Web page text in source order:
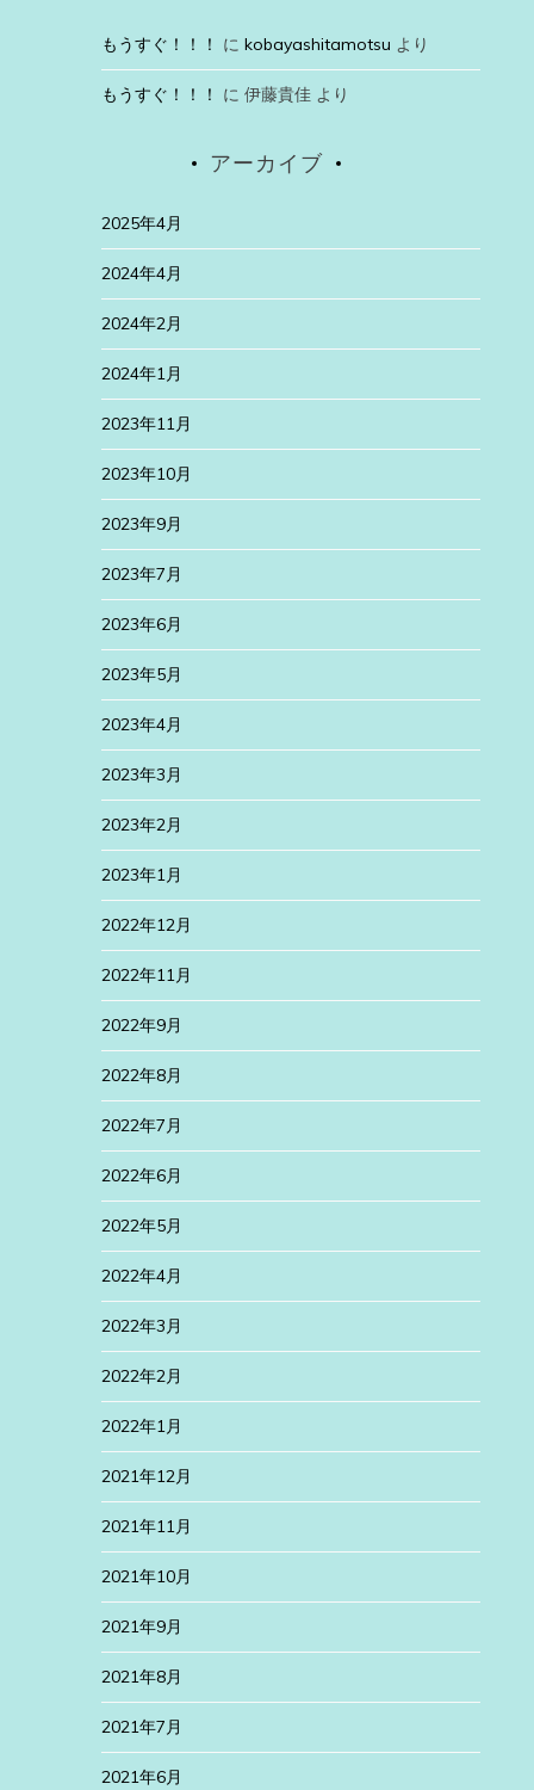
もうすぐ！！！ に kobayashitamotsu より
もうすぐ！！！ に 伊藤貴佳より
アーカイブ
2025年4月
2024年4月
2024年2月
2024年1月
2023年11月
2023年10月
2023年9月
2023年7月
2023年6月
2023年5月
2023年4月
2023年3月
2023年2月
2023年1月
2022年12月
2022年11月
2022年9月
2022年8月
2022年7月
2022年6月
2022年5月
2022年4月
2022年3月
2022年2月
2022年1月
2021年12月
2021年11月
2021年10月
2021年9月
2021年8月
2021年7月
2021年6月